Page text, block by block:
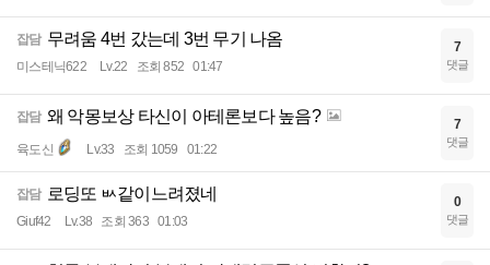
잡담 무려움 4번 갔는데 3번 무기 나옴
미스테닉622 Lv.22 조회 852 01:47
7
댓글
잡담 왜 악몽보상 타신이 아테론보다 높음?
육도신 Lv.33 조회 1059 01:22
7
댓글
잡담 로딩또 ㅄ같이느려졌네
Giuf42 Lv.38 조회 363 01:03
0
댓글